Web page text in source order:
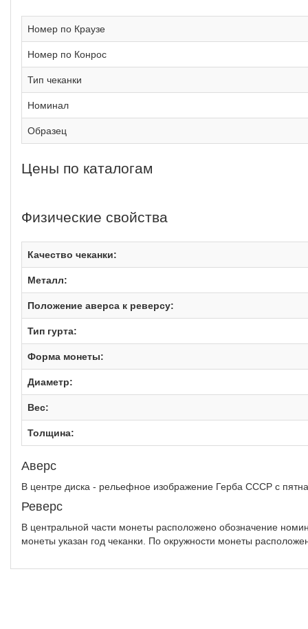
Номер по Краузе
Номер по Конрос
Тип чеканки
Номинал
Образец
Цены по каталогам
Физические свойства
Качество чеканки:
Металл:
Положение аверса к реверсу:
Тип гурта:
Форма монеты:
Диаметр:
Вес:
Толщина:
Аверс
В центре диска - рельефное изображение Герба СССР с
Реверс
В центральной части монеты расположено обозначение
монеты указан год чеканки. По окружности монеты